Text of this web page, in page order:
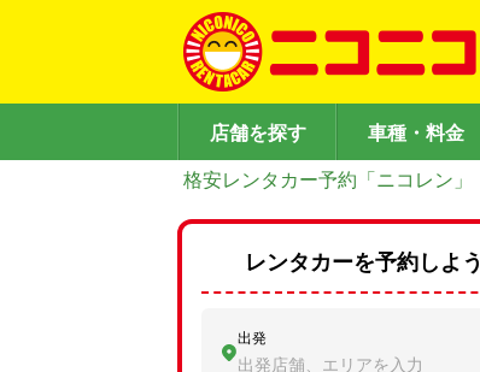
店舗を探す 車種・料金
格安レンタカー予約「ニコレン」
レンタカーを予約しよう
出発
出発店舗、エリアを入力